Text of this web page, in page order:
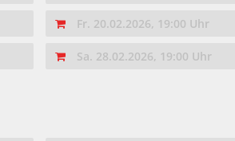
Fr. 20.02.2026, 19:00 Uhr
Sa. 28.02.2026, 19:00 Uhr